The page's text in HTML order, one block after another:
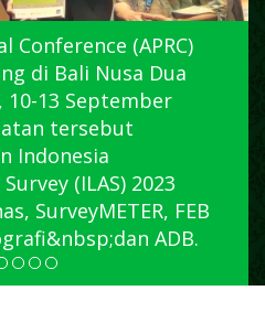
Conference (APRC)
di Bali Nusa Dua
10-13 September
tersebut
Indonesia
(ILAS) 2023
SurveyMETER, FEB
ADB.